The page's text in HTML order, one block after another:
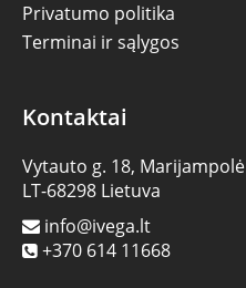
Privatumo politika
Terminai ir sąlygos
Kontaktai
Vytauto g. 18, Marijampolė
LT-68298 Lietuva
info@ivega.lt
+370 614 11668